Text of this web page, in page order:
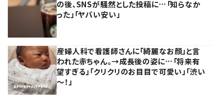
の後、SNSが騒然とした投稿に…「知らなか
った」「ヤバい安い」
産婦人科で看護師さんに「綺麗なお顔」と言
われた赤ちゃん。→成長後の姿に…「将来有
望すぎる」「クリクリのお目目で可愛い」「渋い
～！」